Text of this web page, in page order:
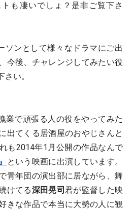
も凄いでしょ？是非ご覧下さ
ンとして様々なドラマにご出
今後、チャレンジしてみたい役
い。
業で頑張る人の役をやってみた
出てくる居酒屋のおやじさんと
も2014年1月公開の作品なんで
という映画に出演しています。
青年団の演出部に居ながら、舞
けてる深田晃司君が監督した映
きな作品で本当に大勢の人に観